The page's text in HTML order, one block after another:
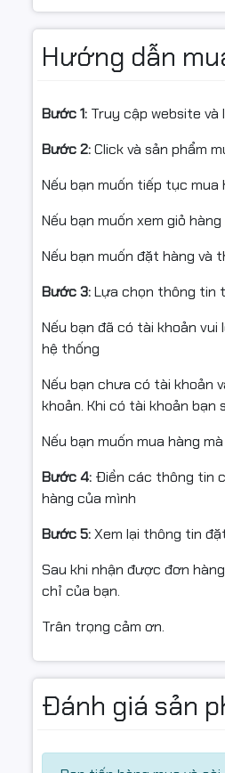
🎨Tấm nền
Asus trang bị cho VY229HF
📌Ưu điểm tấm
Góc nhìn rộng 178°/178°
Màu sắc ổn định, không bị
Điều này giúp màn hình
Hướng dẫn
Bước 1: Truy cập website và
Bước 2:Click và sản phẩm
Nếu bạn muốn tiếp tục mua
Nếu bạn muốn xem giỏ
Nếu bạn muốn đặt hàng và
Bước 3:Lựa chọn thông tin
Nếu bạn đã có tài khoản
hệ thống
Nếu bạn chưa có tài khoản
khoản. Khi có tài khoản
Nếu bạn muốn mua hàng
Bước 4: Điền các thông tin
hàng của mình
Bước 5:Xem lại thông tin
Sau khi nhận được đơn
chỉ của bạn.
Trân trọng cảm ơn.
Đánh giá sản